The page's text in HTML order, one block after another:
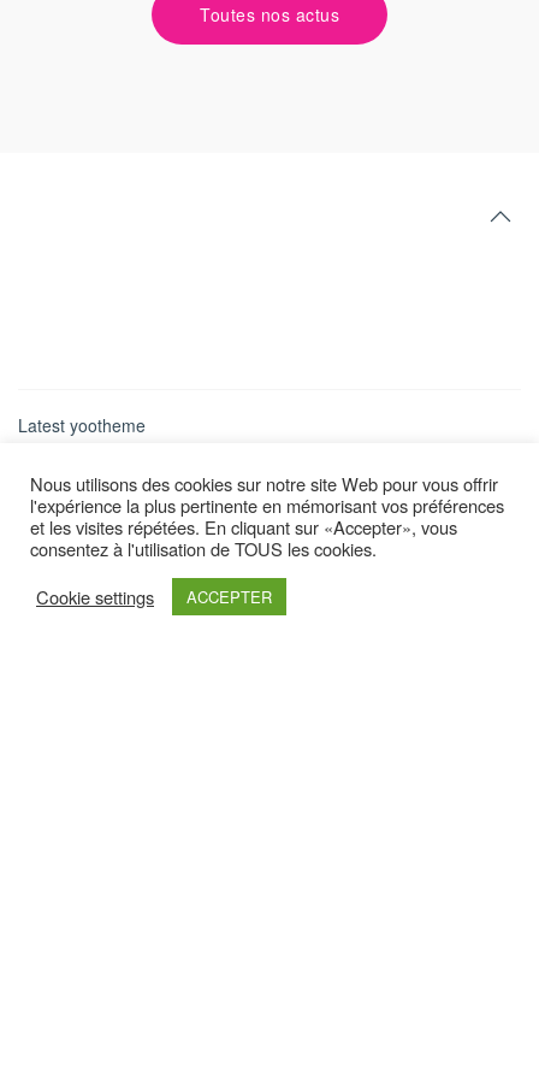
Toutes nos actus
Latest yootheme
Nous utilisons des cookies sur notre site Web pour vous offrir
l'expérience la plus pertinente en mémorisant vos préférences
et les visites répétées. En cliquant sur «Accepter», vous
consentez à l'utilisation de TOUS les cookies.
Cookie settings
ACCEPTER